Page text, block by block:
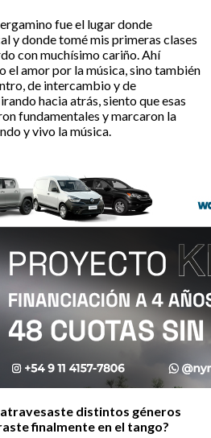
fue el lugar donde
y donde tomé mis primeras clases
con muchísimo cariño. Ahí
el amor por la música, sino también
de intercambio y de
hacia atrás, siento que esas
fundamentales y marcaron la
y vivo la música.
distintos géneros
finalmente en el tango?